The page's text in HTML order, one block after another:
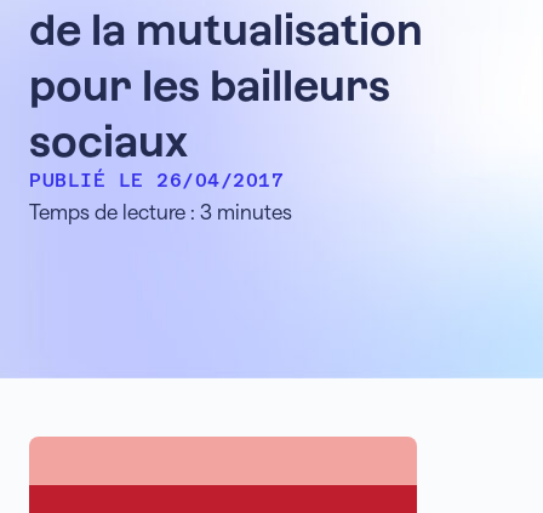
de la mutualisation
pour les bailleurs
sociaux
PUBLIÉ LE 26/04/2017
Temps de lecture : 3 minutes